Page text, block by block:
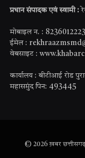
प्रधान संपादक एवं स्वामी :
मोबाइल न. : 8236012223
ईमेल :
वेबसाइट :
कार्यालय : बीटीआई रोड
महासमुंद पिन: 493445
© 2026 ख़बर